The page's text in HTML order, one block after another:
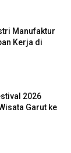
Manufaktur
Kerja di
2026
Garut ke